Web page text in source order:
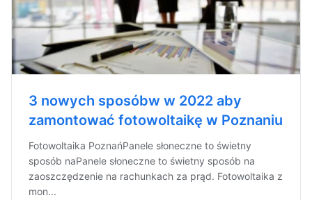
3 nowych sposóbw w 2022 aby
zamontować fotowoltaikę w Poznaniu
Fotowoltaika PoznańPanele słoneczne to świetny
sposób naPanele słoneczne to świetny sposób na
zaoszczędzenie na rachunkach za prąd. Fotowoltaika z
mon...